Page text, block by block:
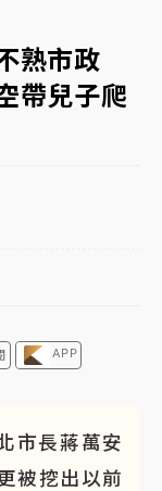
今晚、明天影
車輛最高罰
熟市政
帶兒子爬
APP
市長蔣萬安
被挖出以前